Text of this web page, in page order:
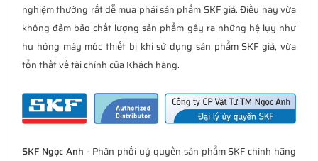
nghiệm thường rất dễ mua phải sản phẩm SKF giả. Điều này vừa
không đảm bảo chất lượng sản phẩm gây ra những hệ lụy như
hư hỏng máy móc thiết bị khi sử dụng sản phẩm SKF giả, vừa
tổn thất về tài chính của Khách hàng.
SKF Ngọc Anh - Phân phối uỷ quyền sản phẩm SKF chính hãng